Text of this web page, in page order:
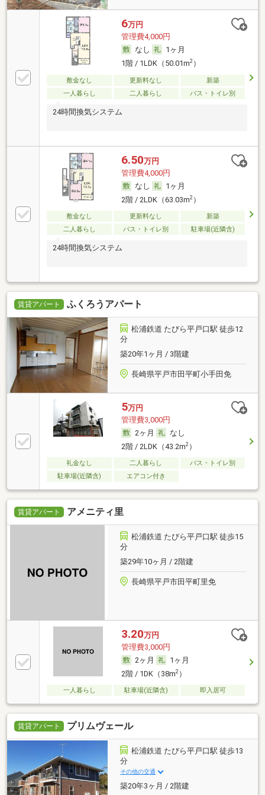
6万円
管理費4,000円
なし
1ヶ月
1階 / 1LDK（50.01m2）
敷金なし 更新料なし
新築
一人暮らし
二人暮らし バス・トイレ別
24時間換気システム
6.50万円
管理費4,000円
なし
1ヶ月
2階 / 2LDK（63.03m2）
敷金なし 更新料なし
新築
二人暮らし
バス・トイレ別 駐車場(近隣含)
24時間換気システム
賃貸アパート ふくろうアパート
松浦鉄道 たびら平戸口駅 徒歩12
分
築20年1ヶ月 / 3階建
長崎県平戸市田平町小手田免
5万円
管理費3,000円
2ヶ月
なし
2階 / 2LDK（43.2m2）
礼金なし 二人暮らし
バス・トイレ別
駐車場(近隣含)
エアコン付き
賃貸アパート アメニティ里
松浦鉄道 たびら平戸口駅 徒歩15
分
築29年10ヶ月 / 2階建
長崎県平戸市田平町里免
3.20万円
管理費3,000円
2ヶ月
1ヶ月
2階 / 1DK（38m2）
一人暮らし 駐車場(近隣含) 即入居可
賃貸アパート プリムヴェール
松浦鉄道 たびら平戸口駅 徒歩13
分
その他の交通
築20年3ヶ月 / 2階建